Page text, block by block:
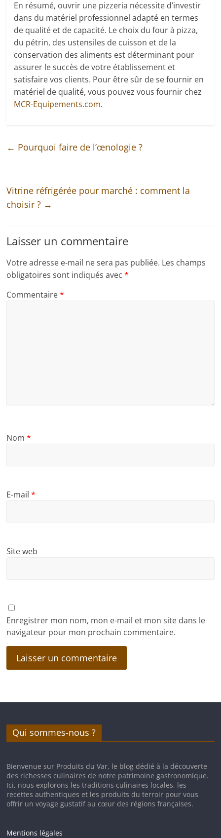
En résumé, ouvrir une pizzeria nécessite d’investir
dans du matériel professionnel adapté en termes
de qualité et de capacité. Le choix du four à pizza,
du pétrin, des ustensiles de cuisson et de la
conservation des aliments est déterminant pour
assurer le succès de votre établissement et
satisfaire vos clients. Pour être sûr de se fournir en
matériel de qualité, vous pouvez vous fournir chez
MCR-Equipements.com.
← Pourquoi faire de l’œnologie ?
Vitrine réfrigérée pour marché : comment la
choisir ? →
Laisser un commentaire
Votre adresse e-mail ne sera pas publiée. Les champs
obligatoires sont indiqués avec*
Commentaire*
Nom*
E-mail*
Site web
Enregistrer mon nom, mon e-mail et mon site dans le
navigateur pour mon prochain commentaire.
Qui sommes-nous ?
Bienvenue sur Produits du Var, le blog dédié à la découverte
des richesses culinaires de notre patrimoine gastronomique.
Ici, nous explorons les traditions culinaires locales, les
recettes authentiques et les produits du terroir pour vous
offrir un voyage gustatif au cœur des régions françaises.
Mentions légales